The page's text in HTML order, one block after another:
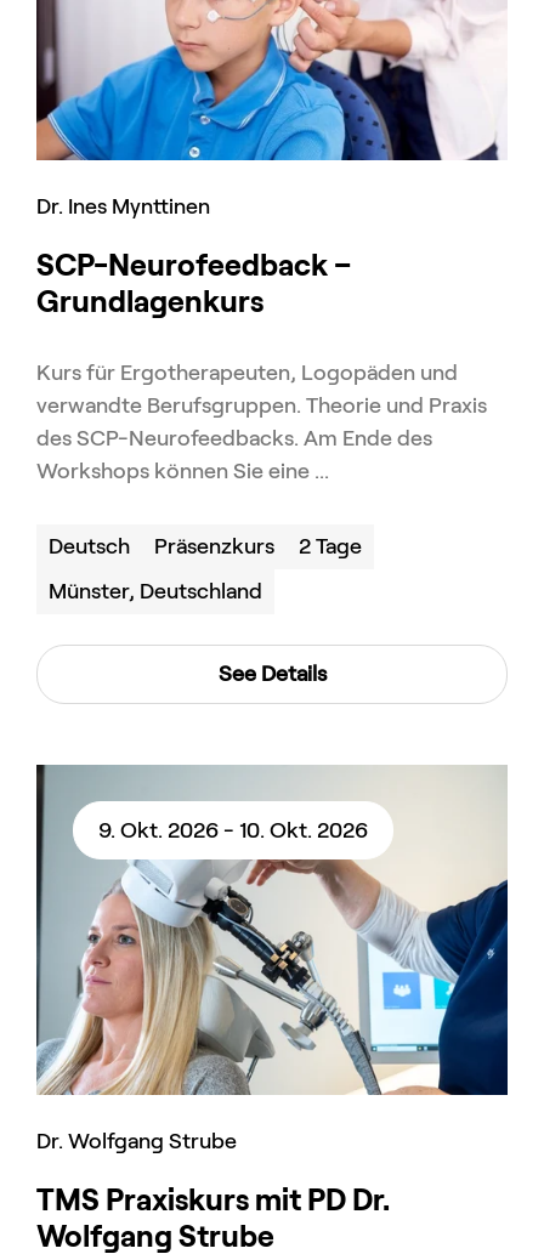
Dr. Ines Mynttinen
SCP-Neurofeedback –
Grundlagenkurs
Kurs für Ergotherapeuten, Logopäden und
verwandte Berufsgruppen. Theorie und Praxis
des SCP-Neurofeedbacks. Am Ende des
Workshops können Sie eine ...
Deutsch
Präsenzkurs
Münster, Deutschland
2 Tage
See Details
9. Okt. 2026 - 10. Okt. 2026
Dr. Wolfgang Strube
TMS Praxiskurs mit PD Dr.
Wolfgang Strube